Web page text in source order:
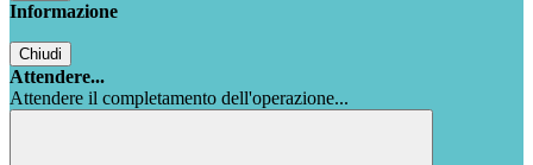
Informazione
Chiudi
Attendere...
Attendere il completamento dell'operazione...